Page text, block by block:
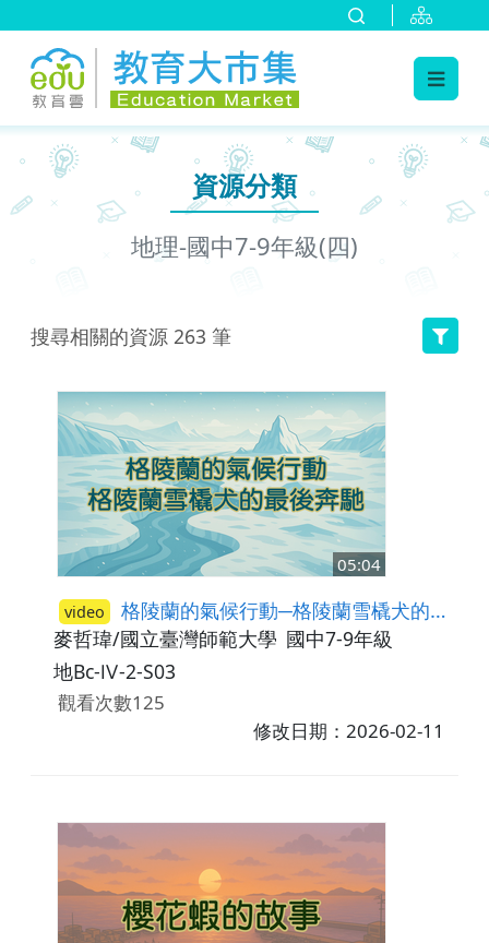
資源分類
地理-國中7-9年級(四)
搜尋相關的資源 263 筆
05:04
video 格陵蘭的氣候行動─格陵蘭雪橇犬的最後奔馳
麥哲瑋/國立臺灣師範大學 國中7-9年級
地Bc-Ⅳ-2-S03
觀看次數125
修改日期：2026-02-11